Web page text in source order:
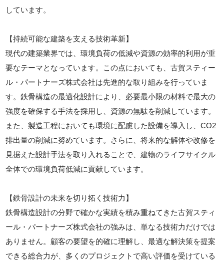
しています。
【持続可能な建築を支える技術革新】
現代の建築業界では、環境負荷の低減や資源の効率的利用が重
要なテーマとなっています。この点においても、古賀スティー
ル・パートナーズ株式会社は先進的な取り組みを行っていま
す。鉄骨構造の最適化設計により、必要最小限の材料で最大の
強度を確保する手法を採用し、資源の無駄を削減しています。
また、製造工程においても環境に配慮した設備を導入し、CO2
排出量の削減に努めています。さらに、将来的な解体や改修を
見据えた設計手法を取り入れることで、建物のライフサイクル
全体での環境負荷低減に貢献しています。
【鉄骨設計の未来を切り拓く技術力】
鉄骨構造設計の分野で確かな実績を積み重ねてきた古賀スティ
ール・パートナーズ株式会社の強みは、単なる技術力だけでは
ありません。顧客の要望を的確に理解し、最適な解決策を提案
できる総合力が、多くのプロジェクトで高い評価を受けている